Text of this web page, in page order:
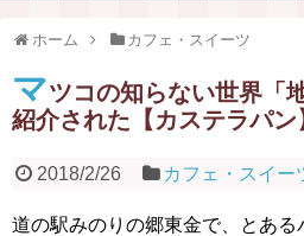
ホーム カフェ・スイーツ
マツコの知らない世界「
紹介された【カステラパン
2018/2/26 カフェ・スイー
道の駅みのりの郷東金で、とある